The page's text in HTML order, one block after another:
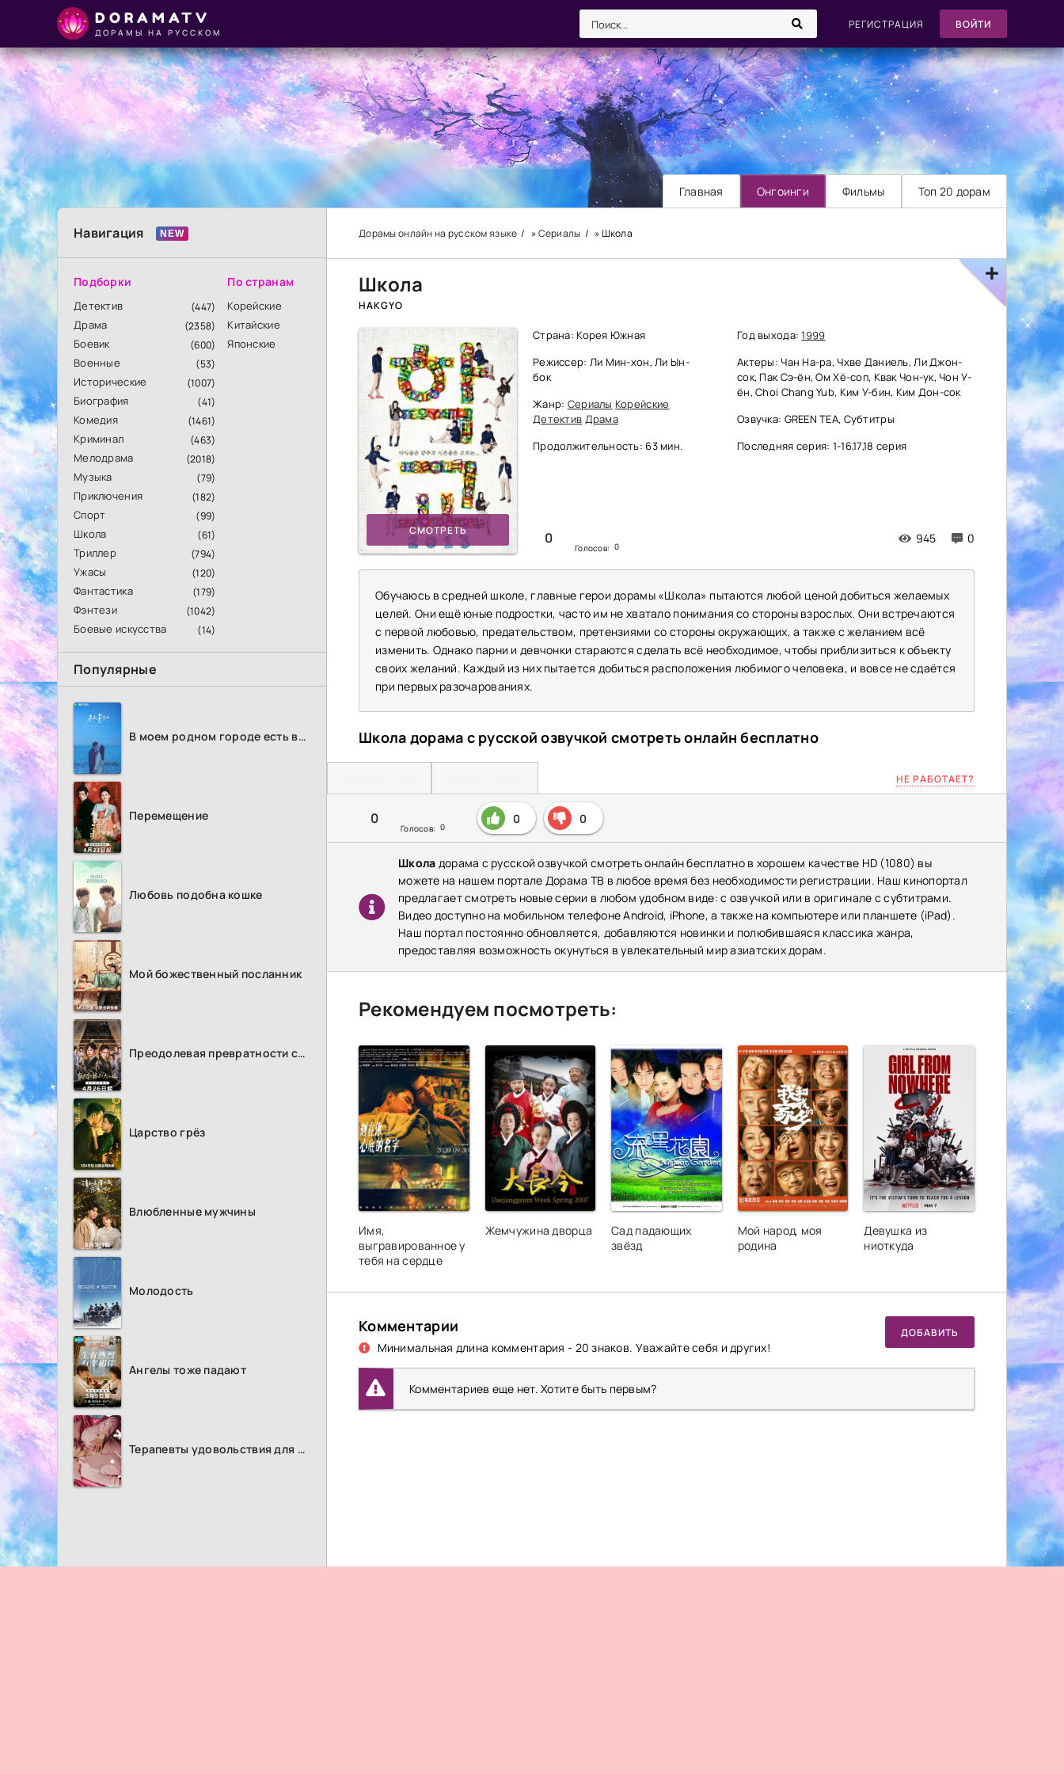
DORAMATV
ДОРАМЫ НА РУССКОМ
РЕГИСТРАЦИЯ ВОЙТИ
Главная Онгоинги Фильмы Топ 20 дорам
Навигация
Подборки
Детектив (447)
Драма (2358)
Боевик (600)
Военные (53)
Исторические (1007)
Биография (41)
Комедия (1461)
Криминал (463)
Мелодрама (2018)
Музыка (79)
Приключения (182)
Спорт (99)
Школа (61)
Триллер (794)
Ужасы (120)
Фантастика (179)
Фэнтези (1042)
Боевые искусства (14)
По странам
Корейские
Китайские
Японские
Популярные
В моем родном городе есть возлюбленный
Перемещение
Любовь подобна кошке
Мой божественный посланник
Преодолевая превратности судьбы
Царство грёз
Влюбленные мужчины
Молодость
Ангелы тоже падают
Терапевты удовольствия для женщин
Дорамы онлайн на русском языке »Сериалы » Школа
Школа
HAKGYO
СМОТРЕТЬ
Страна: Корея Южная
Режиссер: Ли Мин-хон, Ли Ын-
бок
Жанр: Сериалы Корейские
Детектив Драма
Продолжительность: 63 мин.
0
Голосов: 0
945 0
Год выхода:1999
Актеры: Чан На-ра, Чхве Даниель, Ли Джон-
сок, Пак Сэ-ён, Ом Хё-соп, Квак Чон-ук, Чон У-
ён, Choi Chang Yub, Ким У-бин, Ким Дон-сок
Озвучка: GREEN TEA, Субтитры
Последняя серия: 1-16,17,18 серия
Обучаюсь в средней школе, главные герои дорамы «Школа» пытаются любой ценой добиться желаемых
целей. Они ещё юные подростки, часто им не хватало понимания со стороны взрослых. Они встречаются
с первой любовью, предательством, претензиями со стороны окружающих, а также с желанием всё
изменить. Однако парни и девчонки стараются сделать всё необходимое, чтобы приблизиться к объекту
своих желаний. Каждый из них пытается добиться расположения любимого человека, и вовсе не сдаётся
при первых разочарованиях.
Школа дорама с русской озвучкой смотреть онлайн бесплатно
НЕ РАБОТАЕТ?
0
Голосов: 0
0 0
Школа дорама с русской озвучкой смотреть онлайн бесплатно в хорошем качестве HD (1080) вы
можете на нашем портале Дорама ТВ в любое время без необходимости регистрации. Наш кинопортал
предлагает смотреть новые серии в любом удобном виде: с озвучкой или в оригинале с субтитрами.
Видео доступно на мобильном телефоне Android, iPhone, а также на компьютере или планшете (iPad).
Наш портал постоянно обновляется, добавляются новинки и полюбившаяся классика жанра,
предоставляя возможность окунуться в увлекательный мир азиатских дорам.
Рекомендуем посмотреть:
Имя,
выгравированное у
тебя на сердце
Жемчужина дворца
Сад падающих
звёзд
Мой народ, моя
родина
Девушка из
ниоткуда
Комментарии
Минимальная длина комментария - 20 знаков. Уважайте себя и других!
ДОБАВИТЬ
Комментариев еще нет. Хотите быть первым?